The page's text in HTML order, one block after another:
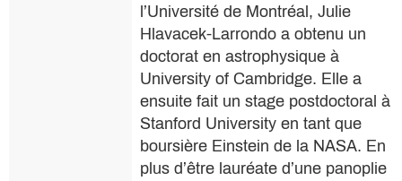
l’Université de Montréal, Julie
Hlavacek-Larrondo a obtenu un
doctorat en astrophysique à
University of Cambridge. Elle a
ensuite fait un stage postdoctoral à
Stanford University en tant que
boursière Einstein de la NASA. En
plus d’être lauréate d’une panoplie